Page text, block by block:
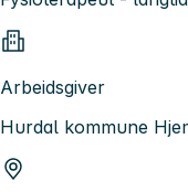
Arbeidsgiver
Hurdal kommune